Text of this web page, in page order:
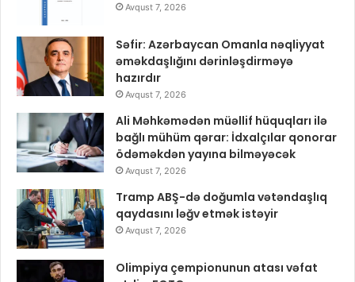
Avqust 7, 2026
Səfir: Azərbaycan Omanla nəqliyyat
əməkdaşlığını dərinləşdirməyə
hazırdır
Avqust 7, 2026
Ali Məhkəmədən müəllif hüquqları ilə
bağlı mühüm qərar: İdxalçılar qonorar
ödəməkdən yayına bilməyəcək
Avqust 7, 2026
Tramp ABŞ-də doğumla vətəndaşlıq
qaydasını ləğv etmək istəyir
Avqust 7, 2026
Olimpiya çempionunun atası vəfat